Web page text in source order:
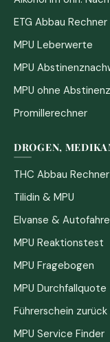
ETG Abbau Rechner
MPU Leberwerte
MPU
MPU ohne
Promillerechner
DROGEN,
THC Abbau Rechner
Tilidin & MPU
Elvanse &
MPU Reaktionstest
MPU Fragebogen
MPU Durchfallquote
Führerschein zurück
MPU Service Finder